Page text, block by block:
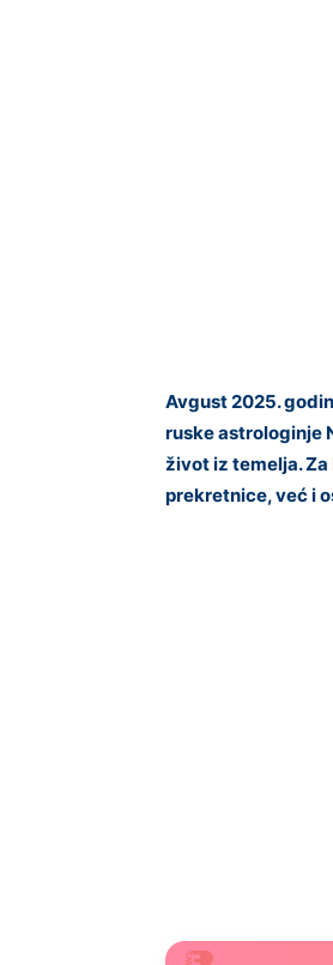
Avgust 2025.
ruske astrologinje
život iz temelja. Za
prekretnice, već i